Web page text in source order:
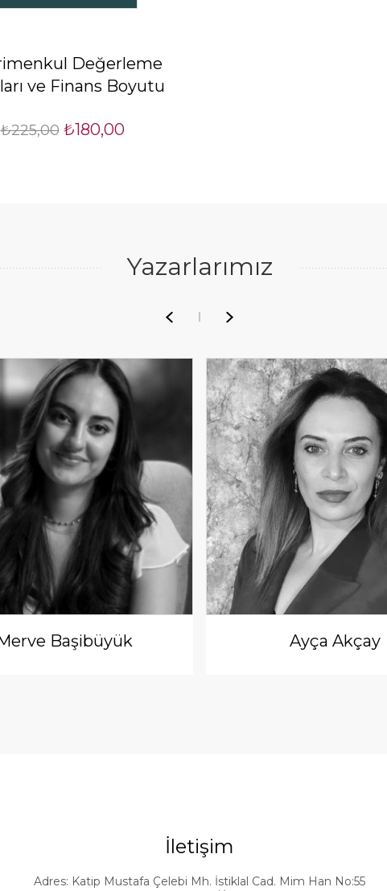
Değerleme
ve Finans Boyutu
₺225,00 ₺180,00
Yazarlarımız
Başibüyük Ayça Akçay
İletişim
Adres: Katip Mustafa Çelebi Mh. İstiklal Cad. Mim Han No:55